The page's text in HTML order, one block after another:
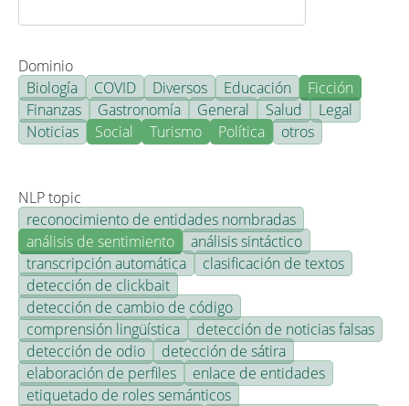
Dominio
Biología
COVID Diversos Educación
Ficción
Finanzas
Gastronomía General Salud
Legal
Noticias
Social Turismo Política otros
NLP topic
reconocimiento de entidades nombradas
análisis de sentimiento
análisis sintáctico
transcripción automática
clasificación de textos
detección de clickbait
detección de cambio de código
comprensión lingüística
detección de noticias falsas
detección de odio
detección de sátira
elaboración de perfiles
enlace de entidades
etiquetado de roles semánticos